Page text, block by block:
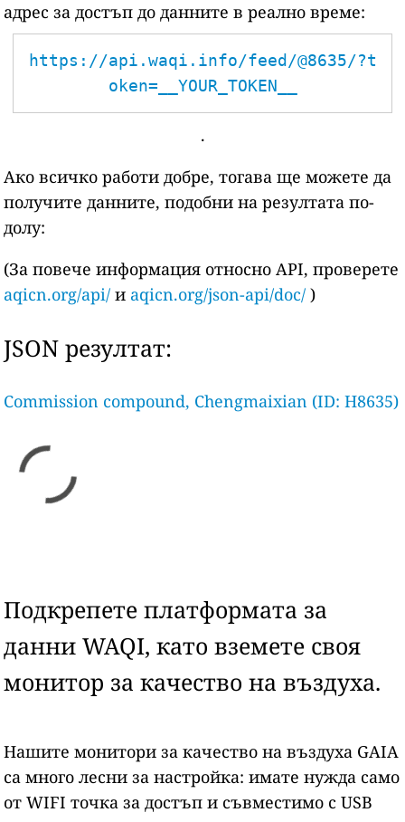
адрес за достъп до данните в реално време:
https://api.waqi.info/feed/@8635/?t
oken=__YOUR_TOKEN__
.
Ако всичко работи добре, тогава ще можете да
получите данните, подобни на резултата по-
долу:
(За повече информация относно API, проверете
aqicn.org/api/ и aqicn.org/json-api/doc/ )
JSON резултат:
Commission compound, Chengmaixian (ID: H8635)
Подкрепете платформата за
данни WAQI, като вземете своя
монитор за качество на въздуха.
Нашите монитори за качество на въздуха GAIA
са много лесни за настройка: имате нужда само
от WIFI точка за достъп и съвместимо с USB